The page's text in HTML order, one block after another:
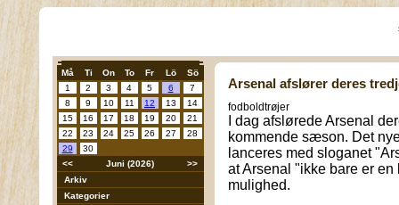
Må Ti On To Fr Lö
Sö
1
2 3 4 5 6
7
8
9 10 11 12 13
14
15
16 17 18 19 20
21
22
23 24 25 26 27
28
29
30
<<
Juni (2026)
>>
Arkiv
Kategorier
Arsenal afslører deres
fodboldtrøjer
I dag afslørede Arsenal
kommende sæson. Det
lanceres med sloganet
at Arsenal "ikke bare er
mulighed.